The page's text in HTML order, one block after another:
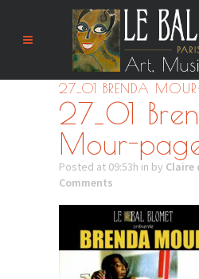
27_01 BRENDA
27_01
Mour-
Posted at 09:53h in by Claire
Comments